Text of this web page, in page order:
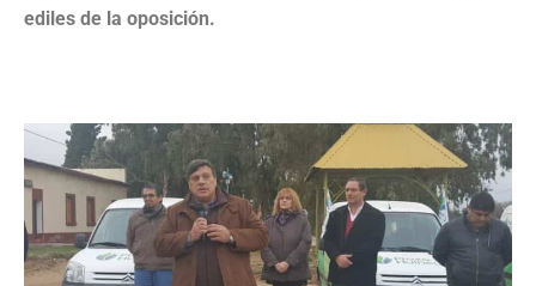
ediles de la oposición.